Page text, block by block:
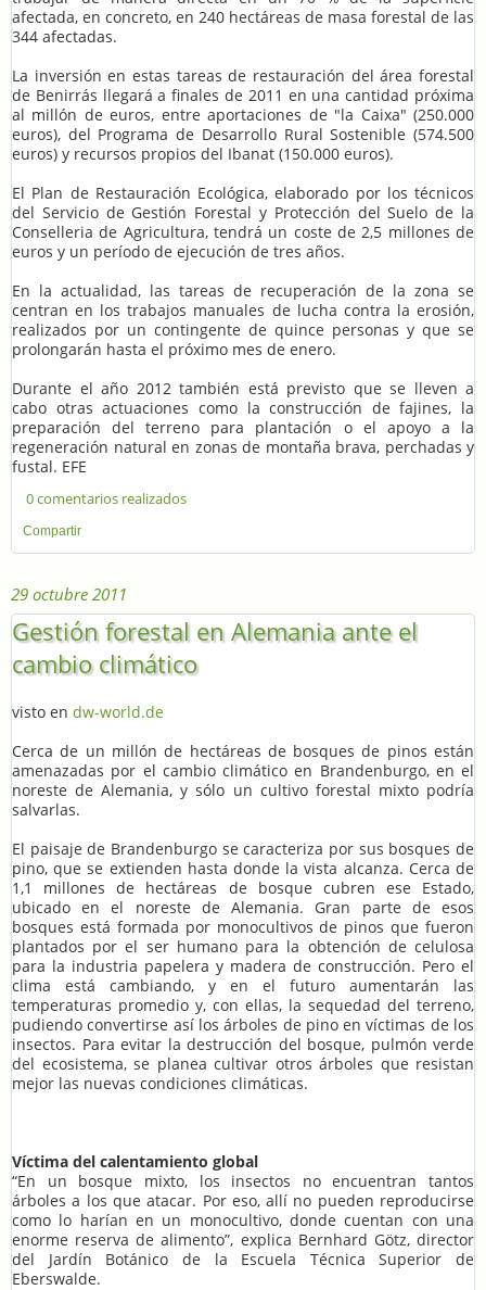
afectada, en concreto, en 240 hectáreas de masa forestal de las
344 afectadas.
La inversión en estas tareas de restauración del área forestal
de Benirrás llegará a finales de 2011 en una cantidad próxima
al millón de euros, entre aportaciones de "la Caixa" (250.000
euros), del Programa de Desarrollo Rural Sostenible (574.500
euros) y recursos propios del Ibanat (150.000 euros).
El Plan de Restauración Ecológica, elaborado por los técnicos
del Servicio de Gestión Forestal y Protección del Suelo de la
Conselleria de Agricultura, tendrá un coste de 2,5 millones de
euros y un período de ejecución de tres años.
En la actualidad, las tareas de recuperación de la zona se
centran en los trabajos manuales de lucha contra la erosión,
realizados por un contingente de quince personas y que se
prolongarán hasta el próximo mes de enero.
Durante el año 2012 también está previsto que se lleven a
cabo otras actuaciones como la construcción de fajines, la
preparación del terreno para plantación o el apoyo a la
regeneración natural en zonas de montaña brava, perchadas y
fustal. EFE
0 comentarios realizados
Compartir
29 octubre 2011
Gestión forestal en Alemania ante el
cambio climático
visto en dw-world.de
Cerca de un millón de hectáreas de bosques de pinos están
amenazadas por el cambio climático en Brandenburgo, en el
noreste de Alemania, y sólo un cultivo forestal mixto podría
salvarlas.
El paisaje de Brandenburgo se caracteriza por sus bosques de
pino, que se extienden hasta donde la vista alcanza. Cerca de
1,1 millones de hectáreas de bosque cubren ese Estado,
ubicado en el noreste de Alemania. Gran parte de esos
bosques está formada por monocultivos de pinos que fueron
plantados por el ser humano para la obtención de celulosa
para la industria papelera y madera de construcción. Pero el
clima está cambiando, y en el futuro aumentarán las
temperaturas promedio y, con ellas, la sequedad del terreno,
pudiendo convertirse así los árboles de pino en víctimas de los
insectos. Para evitar la destrucción del bosque, pulmón verde
del ecosistema, se planea cultivar otros árboles que resistan
mejor las nuevas condiciones climáticas.
Víctima del calentamiento global
“En un bosque mixto, los insectos no encuentran tantos
árboles a los que atacar. Por eso, allí no pueden reproducirse
como lo harían en un monocultivo, donde cuentan con una
enorme reserva de alimento”, explica Bernhard Götz, director
del Jardín Botánico de la Escuela Técnica Superior de
Eberswalde.